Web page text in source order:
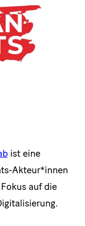
ist eine
Akteur*innen
auf die